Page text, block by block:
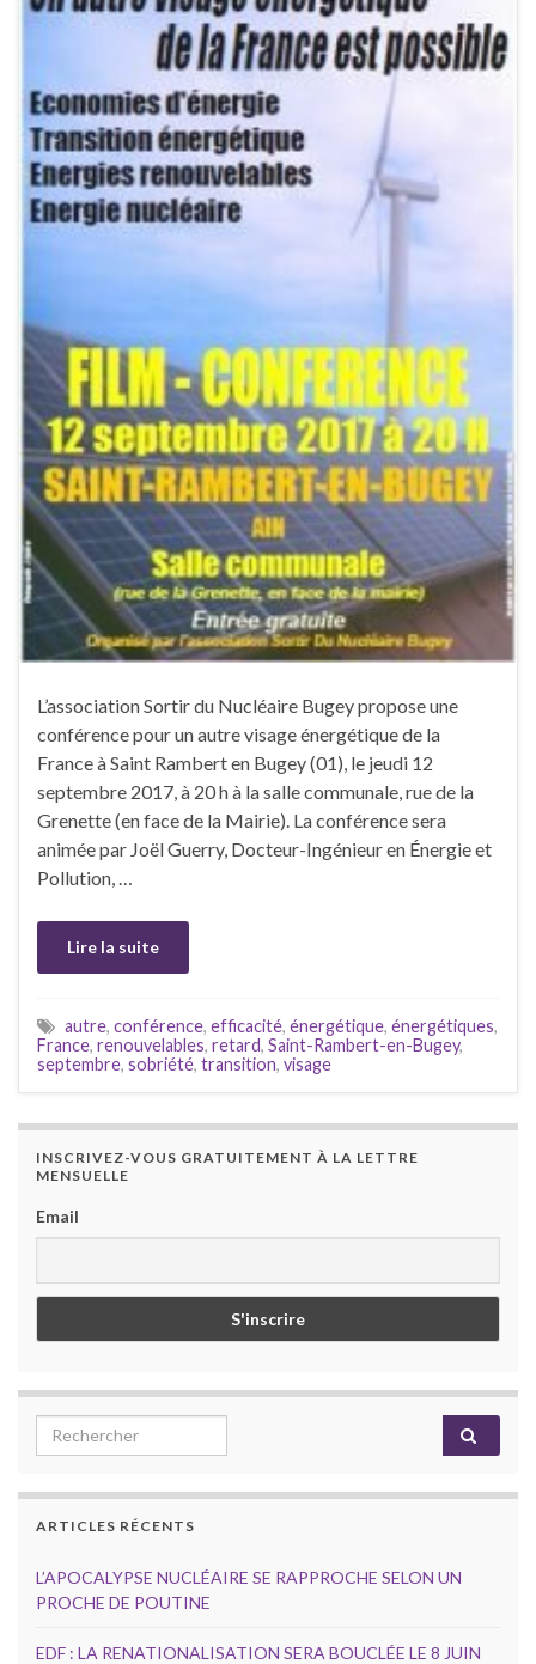
L’association Sortir du Nucléaire Bugey propose une
conférence pour un autre visage énergétique de la
France à Saint Rambert en Bugey (01), le jeudi 12
septembre 2017, à 20 h à la salle communale, rue de la
Grenette (en face de la Mairie). La conférence sera
animée par Joël Guerry, Docteur-Ingénieur en Énergie et
Pollution, …
Lire la suite
autre, conférence, efficacité, énergétique, énergétiques,
France, renouvelables, retard, Saint-Rambert-en-Bugey,
septembre, sobriété, transition, visage
INSCRIVEZ-VOUS GRATUITEMENT À LA LETTRE
MENSUELLE
Email
Search for:
ARTICLES RÉCENTS
L’APOCALYPSE NUCLÉAIRE SE RAPPROCHE SELON UN
PROCHE DE POUTINE
EDF : LA RENATIONALISATION SERA BOUCLÉE LE 8 JUIN